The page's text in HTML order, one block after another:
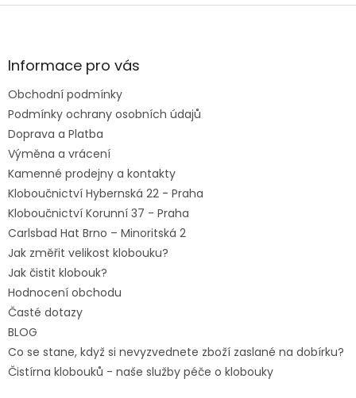
Z
aInformace pro vás
Obchodní podmínky
Podmínky ochrany osobních údajů
Doprava a Platba
Výměna a vrácení
Kamenné prodejny a kontakty
Kloboučnictví Hybernská 22 - Praha
Kloboučnictví Korunní 37 - Praha
Carlsbad Hat Brno – Minoritská 2
Jak změřit velikost klobouku?
Jak čistit klobouk?
Hodnocení obchodu
Časté dotazy
BLOG
Co se stane, když si nevyzvednete zboží zaslané na dobírku?
Čistírna klobouků - naše služby péče o klobouky